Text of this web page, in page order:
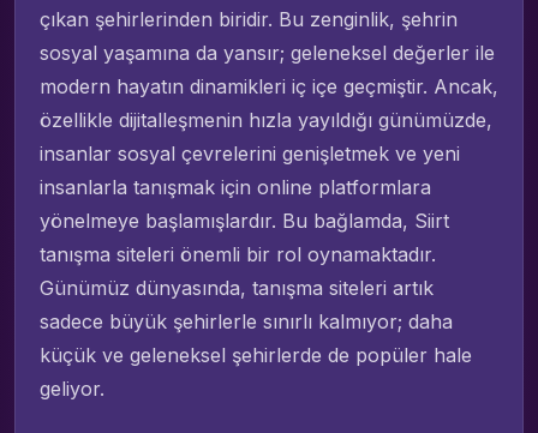
çıkan şehirlerinden biridir. Bu zenginlik, şehrin
sosyal yaşamına da yansır; geleneksel değerler ile
modern hayatın dinamikleri iç içe geçmiştir. Ancak,
özellikle dijitalleşmenin hızla yayıldığı günümüzde,
insanlar sosyal çevrelerini genişletmek ve yeni
insanlarla tanışmak için online platformlara
yönelmeye başlamışlardır. Bu bağlamda, Siirt
tanışma siteleri önemli bir rol oynamaktadır.
Günümüz dünyasında, tanışma siteleri artık
sadece büyük şehirlerle sınırlı kalmıyor; daha
küçük ve geleneksel şehirlerde de popüler hale
geliyor.